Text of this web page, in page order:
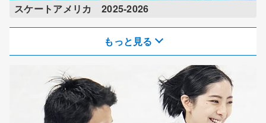
スケートアメリカ 2025-2026
もっと見る